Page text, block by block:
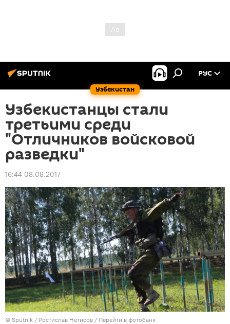
Узбекистан
РУС
Узбекистанцы стали
третьими среди
"Отличников войсковой
разведки"
16:44 08.08.2017
© Sputnik / Ростислав Нетисов / Перейти в фотобанк